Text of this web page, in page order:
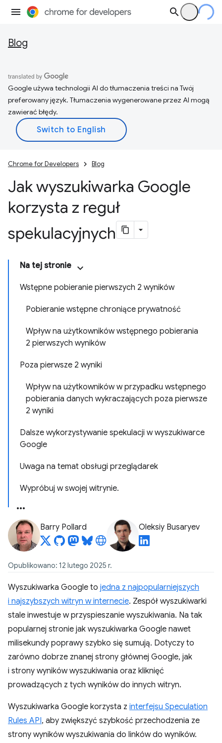
Blog
Google używa technologii AI do tłumaczenia treści na Twój
preferowany język. Tłumaczenia wygenerowane przez AI mogą
zawierać błędy.
Chrome for Developers Blog
Jak wyszukiwarka Google
korzysta z reguł
spekulacyjnych
Na tej stronie
Wstępne pobieranie pierwszych 2 wyników
Pobieranie wstępne chroniące prywatność
Wpływ na użytkowników wstępnego pobierania
2 pierwszych wyników
Poza pierwsze 2 wyniki
Wpływ na użytkowników w przypadku wstępnego
pobierania danych wykraczających poza pierwsze
2 wyniki
Dalsze wykorzystywanie spekulacji w wyszukiwarce
Google
Uwaga na temat obsługi przeglądarek
Wypróbuj w swojej witrynie.
Barry Pollard Oleksiy Busaryev
Opublikowano: 12 lutego 2025 r.
Wyszukiwarka Google to jedna z najpopularniejszych
i najszybszych witryn w internecie. Zespół wyszukiwarki
stale inwestuje w przyspieszanie wyszukiwania. Na tak
popularnej stronie jak wyszukiwarka Google nawet
milisekundy poprawy szybko się sumują. Dotyczy to
zarówno dobrze znanej strony głównej Google, jak
i strony wyników wyszukiwania oraz kliknięć
prowadzących z tych wyników do innych witryn.
Wyszukiwarka Google korzysta z interfejsu Speculation
Rules API, aby zwiększyć szybkość przechodzenia ze
strony wyników wyszukiwania do linków do wyników.